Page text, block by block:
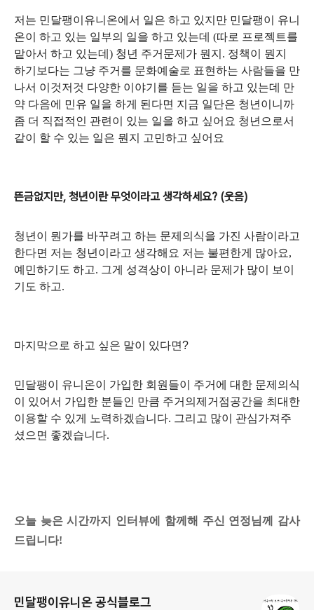
저는 민달팽이유니온에서 일은 하고 있지만 민달팽이 유니
온이 하고 있는 일부의 일을 하고 있는데 (따로 프로젝트를
맡아서 하고 있는데 ) 청년 주거문제가 뭔지 . 정책이 뭔지
하기보다는 그냥 주거를 문화예술로 표현하는 사람들을 만
나서 이것저것 다양한 이야기를 듣는 일을 하고 있는데 만
약 다음에 민유 일을 하게 된다면 지금 일단은 청년이니까
좀 더 직접적인 관련이 있는 일을 하고 싶어요 청년으로서
같이 할 수 있는 일은 뭔지 고민하고 싶어요
뜬금없지만, 청년이란 무엇이라고 생각하세요? (웃음)
청년이 뭔가를 바꾸려고 하는 문제의식을 가진 사람이라고
한다면 저는 청년이라고 생각해요 저는 불편한게 많아요,
예민하기도 하고. 그게 성격상이 아니라 문제가 많이 보이
기도 하고.
마지막으로 하고 싶은 말이 있다면?
민달팽이 유니온이 가입한 회원들이 주거에 대한 문제의식
이 있어서 가입한 분들인 만큼 주거의제거점공간을 최대한
이용할 수 있게 노력하겠습니다. 그리고 많이 관심가져주
셨으면 좋겠습니다.
오늘 늦은 시간까지 인터뷰에 함께해 주신 연정님께 감사
드립니다!
민달팽이유니온 공식블로그